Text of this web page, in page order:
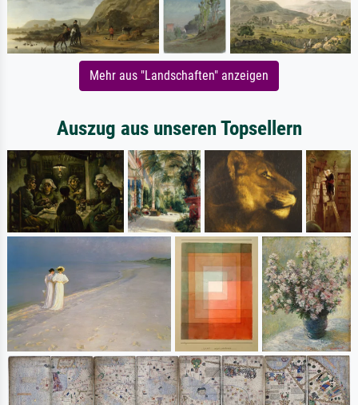
Mehr aus "Landschaften" anzeigen
Auszug aus unseren Topsellern